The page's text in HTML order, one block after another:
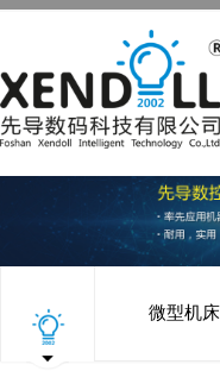
微型机床